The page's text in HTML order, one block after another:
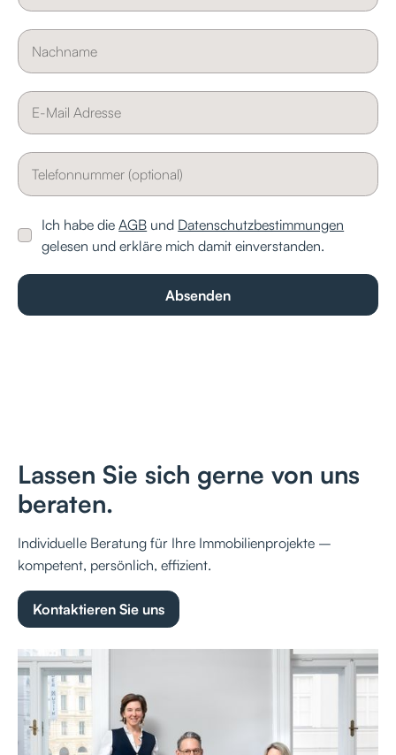
Ich habe dieAGB und Datenschutzbestimmungen
gelesen und erkläre mich damit einverstanden.
Lassen Sie sich gerne von uns
beraten.
Individuelle Beratung für Ihre Immobilienprojekte –
kompetent, persönlich, effizient.
Kontaktieren Sie uns